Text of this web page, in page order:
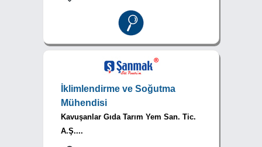
İklimlendirme ve Soğutma
Mühendisi
Kavuşanlar Gıda Tarım Yem San. Tic.
A.Ş....